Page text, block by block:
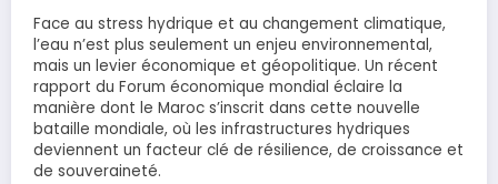
Face au stress hydrique et au changement climatique,
l’eau n’est plus seulement un enjeu environnemental,
mais un levier économique et géopolitique. Un récent
rapport du Forum économique mondial éclaire la
manière dont le Maroc s’inscrit dans cette nouvelle
bataille mondiale, où les infrastructures hydriques
deviennent un facteur clé de résilience, de croissance et
de souveraineté.